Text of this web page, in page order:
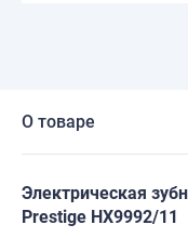
О товаре
Электрическая
Prestige HX9992/11